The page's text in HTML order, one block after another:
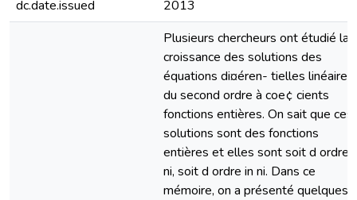
dc.date.issued
2013
Plusieurs chercheurs ont étudié la
croissance des solutions des
équations di¤éren- tielles linéaires
du second ordre à coe¢ cients
fonctions entières. On sait que ces
solutions sont des fonctions
entières et elles sont soit d ordre
ni, soit d ordre in ni. Dans ce
mémoire, on a présenté quelques